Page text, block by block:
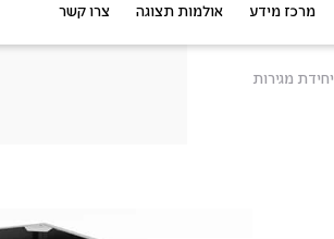
מרכז מידע אולמות תצוגה צרו קשר
יחידת מגירות